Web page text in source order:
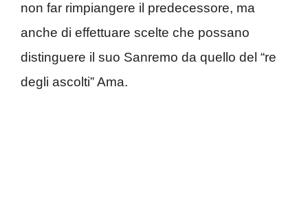
non far rimpiangere il predecessore, ma
anche di effettuare scelte che possano
distinguere il suo Sanremo da quello del “re
degli ascolti” Ama.